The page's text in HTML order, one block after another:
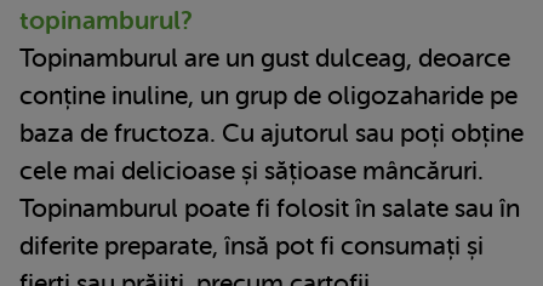
topinamburul?
Topinamburul are un gust dulceag, deoarce
conține inuline, un grup de oligozaharide pe
baza de fructoza. Cu ajutorul sau poți obține
cele mai delicioase și sățioase mâncăruri.
Topinamburul poate fi folosit în salate sau în
diferite preparate, însă pot fi consumați și